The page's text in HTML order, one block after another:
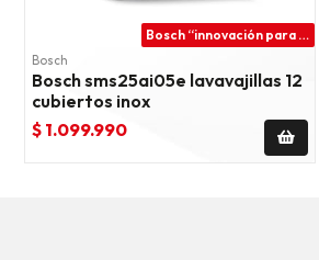
Bosch “innovación para tu vida”
Bosch
Bosch sms25ai05e lavavajillas 12
cubiertos inox
$ 1.099.990